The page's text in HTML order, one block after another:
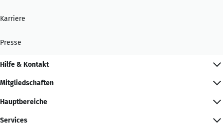
Karriere
Presse
Hilfe & Kontakt
Mitgliedschaften
Hauptbereiche
Services